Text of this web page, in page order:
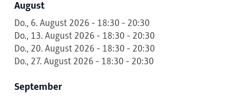
August
Do., 6. August 2026 - 18:30 - 20:30
Do., 13. August 2026 - 18:30 - 20:30
Do., 20. August 2026 - 18:30 - 20:30
Do., 27. August 2026 - 18:30 - 20:30
September